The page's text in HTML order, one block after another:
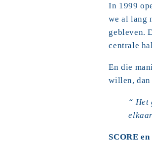
In 1999
we al lang
gebleven.
centrale
En die
willen, dan
“ Het
SCORE